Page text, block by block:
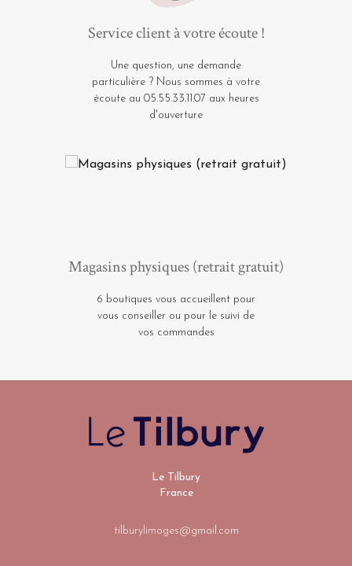
Service client à votre écoute !
Une question, une demande
particulière ? Nous sommes à votre
écoute au 05.55.33.11.07 aux heures
d'ouverture
Magasins physiques (retrait gratuit)
6 boutiques vous accueillent pour
vous conseiller ou pour le suivi de
vos commandes
Le Tilbury
France
tilburylimoges@gmail.com